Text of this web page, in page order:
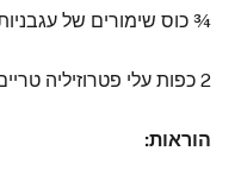
¾ כוס שימורים של
2 כפות עלי פטרוזיליה טריים ארוזים קלות קצוצים
הוראות: